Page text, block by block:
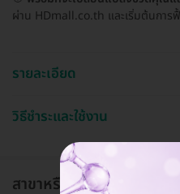
ผ่าน HDmall.co.th และเริ่มต้นกา
รายละเอียด
วิธีชำระและใช้งาน
สาขาหรือแผนกที่ให้บริการ